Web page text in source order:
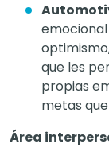
que les
propias
metas
Área